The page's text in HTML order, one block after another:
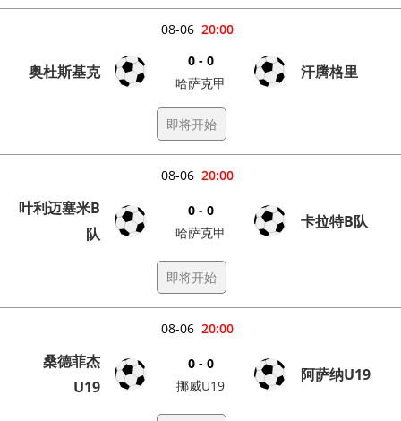
20:00
08-06
奥杜斯基克
0 - 0
哈萨克甲
汗腾格里
即将开始
20:00
08-06
叶利迈塞米B
队
0 - 0
哈萨克甲
卡拉特B队
即将开始
20:00
08-06
桑德菲杰
U19
0 - 0
挪威U19
阿萨纳U19